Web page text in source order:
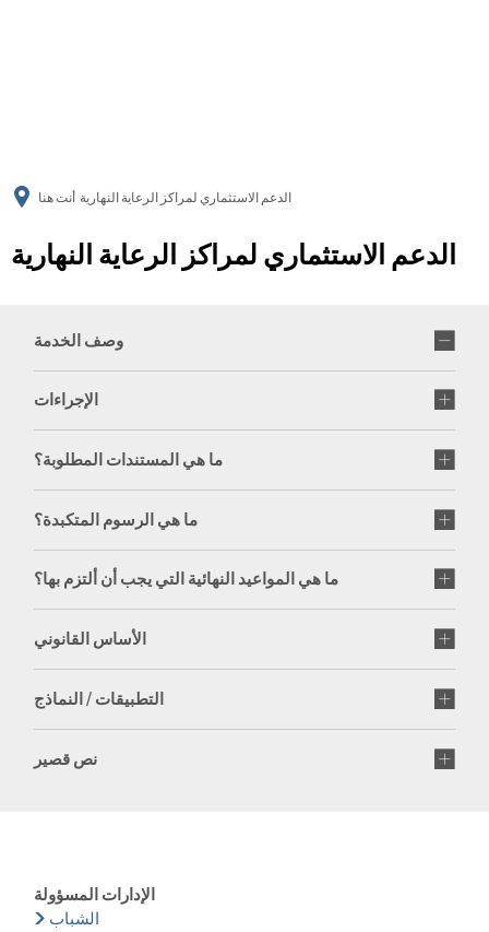
أنت هنا الدعم الاستثماري لمراكز الرعاية النهارية
الدعم الاستثماري لمراكز الرعاية النهارية
وصف الخدمة
الإجراءات
ما هي المستندات المطلوبة؟
ما هي الرسوم المتكبدة؟
ما هي المواعيد النهائية التي يجب أن ألتزم بها؟
الأساس القانوني
التطبيقات / النماذج
نص قصير
الإدارات المسؤولة
الشباب